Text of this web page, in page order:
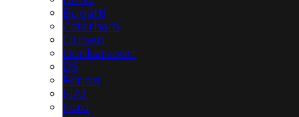
Bugatti
Caterham
Citroën
Donkervoort
DS
Ferrari
FIAT
Ford